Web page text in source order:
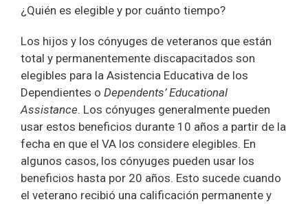
¿Quién es elegible y por cuánto tiempo?
Los hijos y los cónyuges de veteranos que están
total y permanentemente discapacitados son
elegibles para la Asistencia Educativa de los
Dependientes o Dependents’ Educational
Assistance. Los cónyuges generalmente pueden
usar estos beneficios durante 10 años a partir de la
fecha en que el VA los considere elegibles. En
algunos casos, los cónyuges pueden usar los
beneficios hasta por 20 años. Esto sucede cuando
el veterano recibió una calificación permanente y